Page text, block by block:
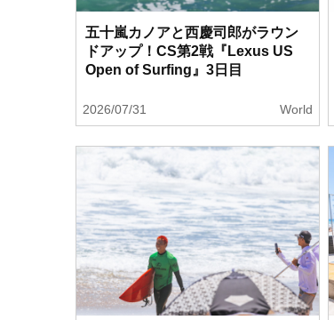
五十嵐カノアと西慶司郎がラウン
ドアップ！CS第2戦『Lexus US
Open of Surfing』3日目
2026/07/31 World